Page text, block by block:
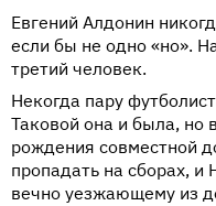
Евгений Алдонин
если бы не одно «но».
третий человек.
Некогда пару
Таковой она и была, но
рождения совместной
пропадать на сборах, и
вечно уезжающему из